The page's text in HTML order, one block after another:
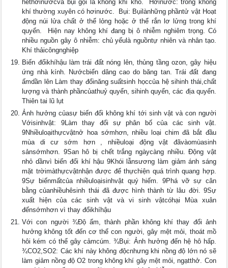
hếthơinướcvà bụi gọi là không khí khô.  Hơinước: trong không
khí thường xuyên có hơinước.  Bụi: Bụilànhững phầntử vật Hoạt
động núi lửa chất ở thể lỏng hoặc ở thể rắn lơ lửng trong khí
quyển.  Hiện nay không khí đang bị ô nhiễm nghiêm trọng. Có
nhiều nguồn gây ô nhiễm: chủ yếulà nguồntự nhiên và nhân tạo.
Khí thảicôngnghiệp
Biến đổikhíhậu làm trái đất nóng lên, thủng tầng ozon, gây hiệu
ứng nhà kính. Nướcbiển dâng cao do băng tan. Trái đất đang
ấmdần lên Làm thay đổinăng suấtsinh họccủa hệ sihinh thái,chất
lượng và thành phầncủathuỷ quyển, sihinh quyển, các địa quyển.
Thiên tai lũ lụt
Ảnh hưởng củasự biến đổi không khí tới sinh vật và con người
Vớisinhvật: 9Làm thay đổi sự phân bố của các sinh vật.
9Nhiềuloạithựcvậtnở hoa sớmhơn, nhiều loại chim đã bắt đầu
mùa di cư sớm hơn , nhiềuloại động vật đãvàomùasinh
sảnsớmhơn. 9San hô bị chết trắng ngàycàng nhiều. Động vật
nhỏ dầnvì biến đổi khí hậu 9Khói lẫnsương làm giảm ánh sáng
mặt trờimàthựcvậtnhận được để thựchiện quá trình quang hợp.
9Sự biếnmấtcủa nhiềuloạisinhvật quý hiếm. 9Phá vỡ sự cân
bằng củanhiềuhêsinh thái đã được hình thành từ lâu đời. 9Sự
xuất hiện của các sinh vật và vi sinh vậtcóhại Mùa xuân
đếnsớmhơn vì thay đổikhíhậu
Với con người ¾Độ ẩm, thành phần không khí thay đổi ảnh
hưởng không tốt đến cơ thể con người, gây mệt mỏi, thoát mồ
hôi kém có thể gây cảmcúm. ¾Bụi: Ảnh hưởng đến hệ hô hấp.
¾CO2,SO2: Các khí này không độcnhưng khi nồng độ lớn nó sẽ
làm giảm nồng độ O2 trong không khí gây mệt mỏi, ngạtthở. Con